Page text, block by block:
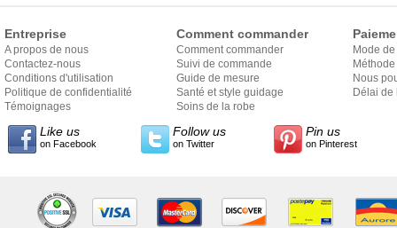
Entreprise
A propos de nous
Contactez-nous
Conditions d'utilisation
Politique de confidentialité
Témoignages
Comment commander
Comment commander
Suivi de commande
Guide de mesure
Santé et style guidage
Soins de la robe
Mode
Nous
Délai de
Like us
on Facebook
Follow us
on Twitter
Pin us
on Pinterest